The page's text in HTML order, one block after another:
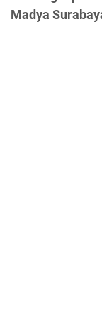
Madya